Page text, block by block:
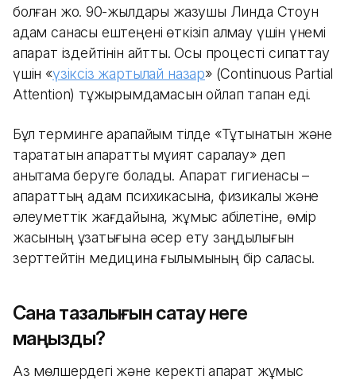
болған жоқ. 90-жылдары жазушы Линда Стоун
адам санасы ештеңені өткізіп алмау үшін үнемі
ақпарат іздейтінін айтты. Осы процесті сипаттау
үшін «үзіксіз жартылай назар» (Continuous Partial
Attention) тұжырымдамасын ойлап тапқан еді.
Бұл терминге қарапайым тілде «Тұтынатын және
тарататын ақпаратты мұқият саралау» деп
анықтама беруге болады. Ақпарат гигиенасы –
ақпараттың адам психикасына, физикалық және
әлеуметтік жағдайына, жұмыс қабілетіне, өмір
жасының ұзақтығына әсер ету заңдылығын
зерттейтін медицина ғылымының бір саласы.
Сана тазалығын сақтау неге
маңызды?
Аз мөлшердегі және керекті ақпарат жұмыс